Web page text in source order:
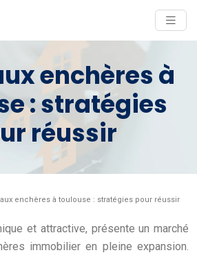
enchères à
: stratégies
réussir
enchères à toulouse : stratégies pour réussir
et attractive, présente un marché
immobilier en pleine expansion.